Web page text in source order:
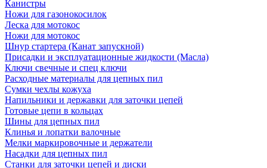
Канистры
Ножи для газонокосилок
Леска для мотокос
Ножи для мотокос
Шнур стартера (Канат запускной)
Присадки и эксплуатационные жидкости (Масла)
Ключи свечные и спец ключи
Расходные материалы для цепных пил
Сумки чехлы кожуха
Напильники и державки для заточки цепей
Готовые цепи в кольцах
Шины для цепных пил
Клинья и лопатки валочные
Мелки маркировочные и держатели
Насадки для цепных пил
Станки для заточки цепей и диски